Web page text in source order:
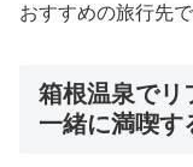
おすすめの旅行先で
箱根温泉でリ
一緒に満喫す